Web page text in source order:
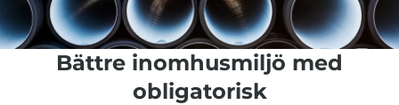
Bättre inomhusmiljö med
obligatorisk